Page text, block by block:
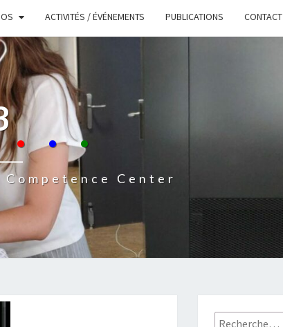
ACTIVITÉS / ÉVÉNEMENTS PUBLICATIONS CONTACT
...
Center
Rechercher :